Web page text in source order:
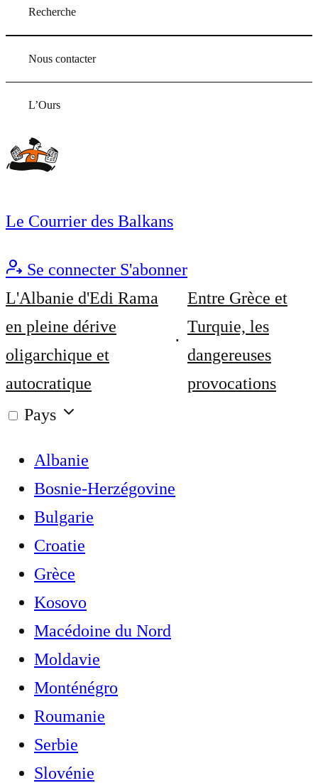
Recherche
Nous contacter
L’Ours
Le Courrier des Balkans
Se connecter S'abonner
L'Albanie d'Edi Rama
en pleine dérive
oligarchique et
autocratique
Entre Grèce et
Turquie, les
dangereuses
provocations
Pays
Albanie
Bosnie-Herzégovine
Bulgarie
Croatie
Grèce
Kosovo
Macédoine du Nord
Moldavie
Monténégro
Roumanie
Serbie
Slovénie